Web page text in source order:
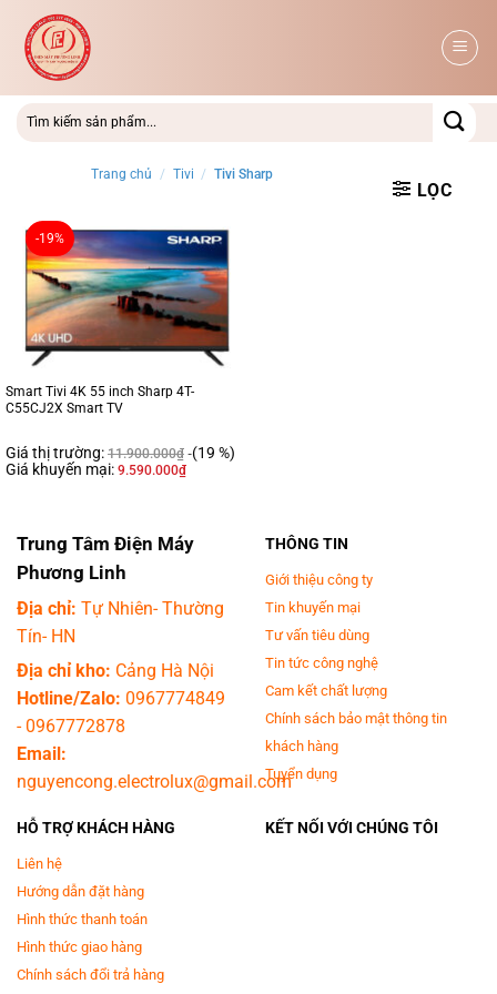
qua
dung
Trang chủ / Tivi / Tivi Sharp
LỌC
-19%
Smart Tivi 4K 55 inch Sharp 4T-
C55CJ2X Smart TV
Giá thị trường: 11.900.000₫ (19 %)
Giá khuyến mại: 9.590.000₫
Trung Tâm Điện Máy
Phương Linh
Địa chỉ: Tự Nhiên- Thường
Tín- HN
Địa chỉ kho: Cảng Hà Nội
Hotline/Zalo: 0967774849
-0967772878
Email:
nguyencong.electrolux@gmail.com
THÔNG TIN
Giới thiệu công ty
Tin khuyến mại
Tư vấn tiêu dùng
Tin tức công nghệ
Cam kết chất lượng
Chính sách bảo mật thông tin
khách hàng
Tuyển dụng
HỖ TRỢ KHÁCH HÀNG
Liên hệ
Hướng dẫn đặt hàng
Hình thức thanh toán
Hình thức giao hàng
Chính sách đổi trả hàng
KẾT NỐI VỚI CHÚNG TÔI